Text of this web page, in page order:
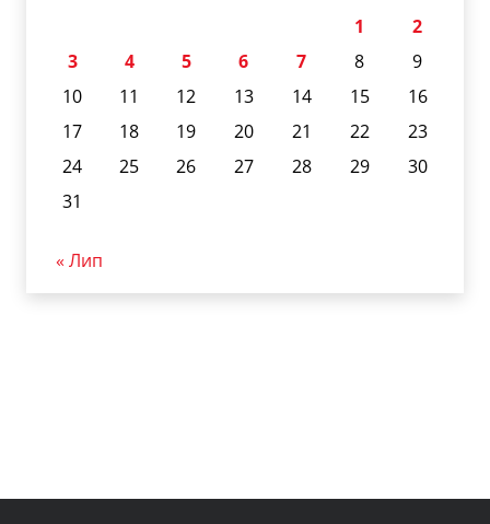
1
2
3
4 5 6 7 8
9
10
11 12 13 14 15
16
17
18 19 20 21 22
23
24
25 26 27 28 29
30
31
« Лип